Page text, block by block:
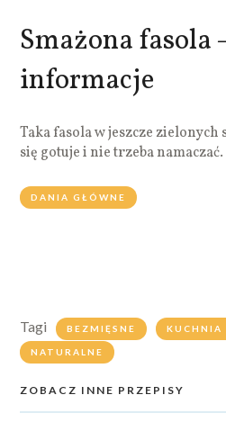
Smażona fasola
informacje
Taka fasola w jeszcze
się gotuje i nie trzeba namaczać.
DANIA GŁÓWNE
Tagi BEZMIĘSNE KUCHNIA
NATURALNE
ZOBACZ INNE PRZEPISY